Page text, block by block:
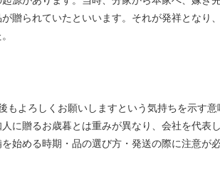
贈られていたといいます。それが発祥となり
もよろしくお願いしますという気持ちを示す意
に贈るお歳暮とは重みが異なり、会社を代表
始める時期・品の選び方・発送の際に注意が